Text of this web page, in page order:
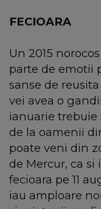
FECIOARA
Un 2015
parte de emotii
sanse de
vei avea o
ianuarie
de la oamenii
poate veni din
de Mercur, ca
fecioara pe 11
iau amploare